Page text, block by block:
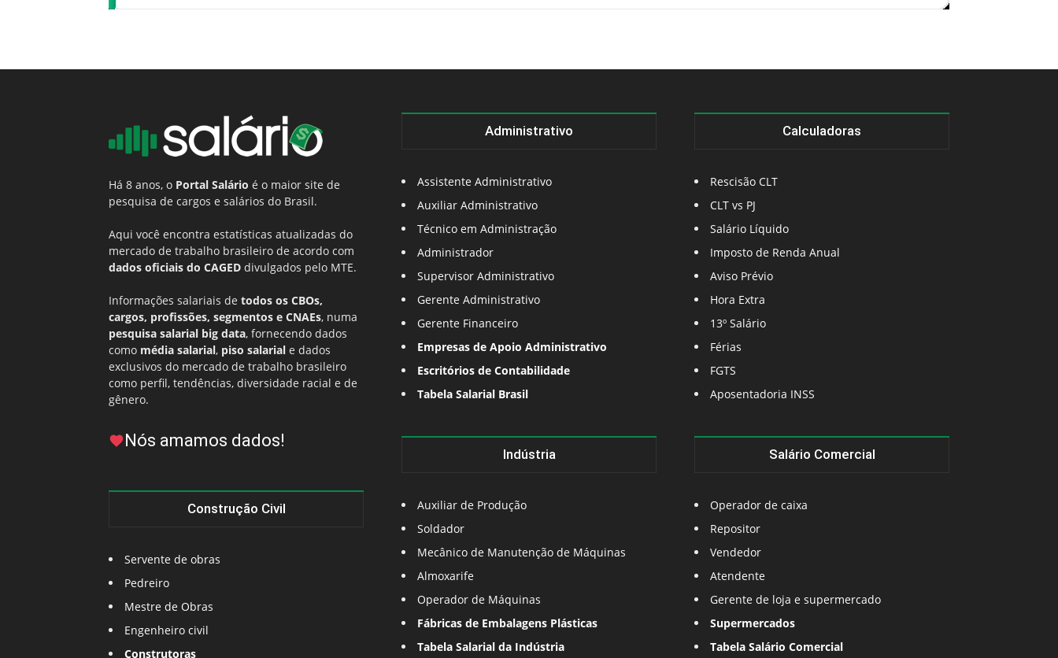
Há 8 anos, o Portal Salário é o maior site de
pesquisa de cargos e salários do Brasil.
Aqui você encontra estatísticas atualizadas do
mercado de trabalho brasileiro de acordo com
dados oficiais do CAGED divulgados pelo MTE.
Informações salariais de todos os CBOs,
cargos, profissões, segmentos e CNAEs, numa
pesquisa salarial big data, fornecendo dados
como média salarial, piso salarial e dados
exclusivos do mercado de trabalho brasileiro
como perfil, tendências, diversidade racial e de
gênero.
Nós amamos dados!
Construção Civil
Servente de obras
Pedreiro
Mestre de Obras
Engenheiro civil
Construtoras
Administrativo
Assistente Administrativo
Auxiliar Administrativo
Técnico em Administração
Administrador
Supervisor Administrativo
Gerente Administrativo
Gerente Financeiro
Empresas de Apoio Administrativo
Escritórios de Contabilidade
Tabela Salarial Brasil
Indústria
Auxiliar de Produção
Soldador
Mecânico de Manutenção de Máquinas
Almoxarife
Operador de Máquinas
Fábricas de Embalagens Plásticas
Tabela Salarial da Indústria
Calculadoras
Rescisão CLT
CLT vs PJ
Salário Líquido
Imposto de Renda Anual
Aviso Prévio
Hora Extra
13º Salário
Férias
FGTS
Aposentadoria INSS
Salário Comercial
Operador de caixa
Repositor
Vendedor
Atendente
Gerente de loja e supermercado
Supermercados
Tabela Salário Comercial